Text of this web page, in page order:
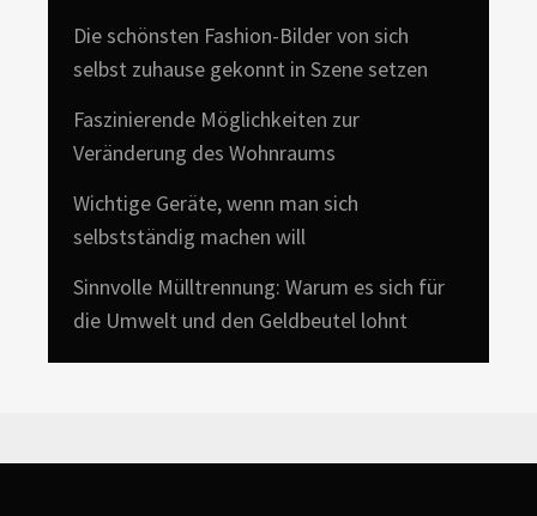
Die schönsten Fashion-Bilder von sich
selbst zuhause gekonnt in Szene setzen
Faszinierende Möglichkeiten zur
Veränderung des Wohnraums
Wichtige Geräte, wenn man sich
selbstständig machen will
Sinnvolle Mülltrennung: Warum es sich für
die Umwelt und den Geldbeutel lohnt